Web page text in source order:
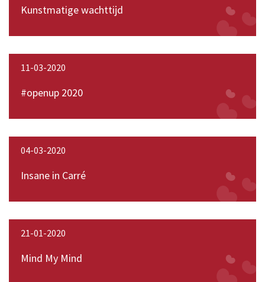
Kunstmatige wachttijd
11-03-2020
#openup 2020
04-03-2020
Insane in Carré
21-01-2020
Mind My Mind